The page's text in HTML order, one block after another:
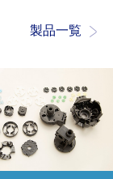
製品一覧